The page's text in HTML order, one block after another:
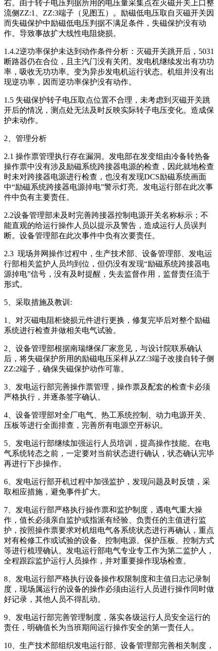
右。由于转子电压判据所用的电压量采集点在灭磁开关上口整
流侧ZZ:1、ZZ:3端子（见图五）。励磁低电压取自灭磁开关因
而失磁保护中励磁低电压判据不满足条件，失磁保护没有动
作。导致事故扩大线性电阻烧损。
1.4.2逆功率保护未达到动作条件分析：灭磁开关跳开后，5031
断路器仍在合位，且主汽门没有关闭。发电机继续发出有功功
率，吸收无功功率。变为异步发电机运行状态。机组并没有出
现逆功率，因而逆功率保护没有动作。
1.5 失磁保护转子电压取点位置不合理，未考虑到灭磁开关跳
开后的情况，测点处无法及时反映实际转子电压变化。造成保
护未动作。
2、管理分析
2.1 操作票管理执行存在漏洞。发电部在发变组由冷备转热备
操作票中没有涉及励磁系统跨接器电源的检查，因此就地检查
时未对跨接器电源进行检查，也没有发现DCS励磁系统画面
中“励磁系统跨接器电源掉电”警示灯亮。发电运行部在此次事
件中负有主要责任。
2.2设备管理部未及时完善跨接器控制电源开关名称标示；不
能直观的给运行操作人员以提示及警告，造成运行人员误判
断。设备管理部在此次事件中负有次要责任。
2.3 现场并网操作过程中，生产技术部、设备管理部、发电运
行部相关监护人员均到位，但仍没有发现“励磁系统跨接器电
源掉电”信号，没有及时提醒，失去监督作用，监督责任流于
形式。
5、采取措施及教训:
1、对灭磁电阻柜烧损元件进行更换，修复完毕后对整个励磁
系统进行检查并做相关电气试验。
2、设备管理部根据南瑞继保厂家意见，与设计院联系确认
后，将失磁保护所用的励磁电压采样从ZZ:3端子改接自转子侧
ZZ:2端子，确保失磁保护动作可靠。
3、发电运行部完善操作票管理，操作票及配套的检查卡必须
严格执行，并逐条签字确认。
4、设备管理部对全厂电气、热工系统控制、动力电源开关、
压板等进行全面排查，完善所有电源空开标识。
5、发电运行部继续加强运行人员培训，提高操作技能。在电
气系统转态之前，一定要对当前状态进行确认，状态确认完毕
再进行下步操作。
6、发电运行部开机过程中加强监护，发现问题及时反馈，采
取相应措施，避免事件扩大。
7、发电运行部严格执行操作票和监护制度，遇电气重大操
作，值长必须亲自监护或指派有经验、负责任的主值进行监
护，按照操作票要求对机组电气各系统状态进行再确认，重点
对有检修工作或试验的设备、控制电源、保护压板、控制方式
等进行梳理确认。发电运行部电气专业专工作为第二监护人，
全程跟踪监护运行人员操作，并对重要操作现场检查。
8、发电运行部严格执行设备操作权限制度和主值日志记录制
度，现场属运行的设备的操作必须由运行人员进行操作同时做
好记录，其他人员不得乱动。
9、发电运行部完善管理制度，落实各级运行人员安全运行的
责任，明确值长为当班期间运行操作安全的第一责任人。
10、生产技术部组织发电运行部、设备管理部完善相关制度，